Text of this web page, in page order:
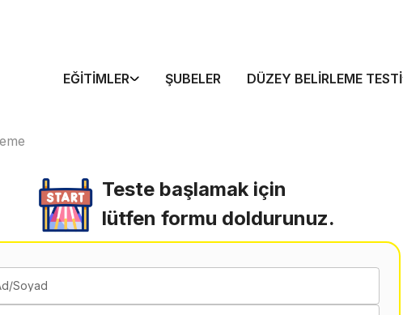
EĞITIMLER ŞUBELER DÜZEY BELIRLEME TESTI
Teste başlamak için
lütfen formu doldurunuz.
Soyad